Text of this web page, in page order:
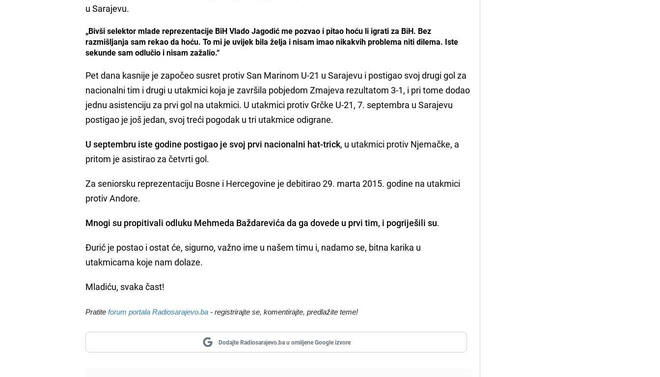
u Sarajevu.
„Bivši selektor mlade reprezentacije BiH Vlado Jagodić me pozvao i pitao hoću li igrati za BiH. Bez
razmišljanja sam rekao da hoću. To mi je uvijek bila želja i nisam imao nikakvih problema niti dilema. Iste
sekunde sam odlučio i nisam zažalio.“
Pet dana kasnije je započeo susret protiv San Marinom U-21 u Sarajevu i postigao svoj drugi gol za
nacionalni tim i drugi u utakmici koja je završila pobjedom Zmajeva rezultatom 3-1, i pri tome dodao
jednu asistenciju za prvi gol na utakmici. U utakmici protiv Grčke U-21, 7. septembra u Sarajevu
postigao je još jedan, svoj treći pogodak u tri utakmice odigrane.
U septembru iste godine postigao je svoj prvi nacionalni hat-trick, u utakmici protiv Njemačke, a
pritom je asistirao za četvrti gol.
Za seniorsku reprezentaciju Bosne i Hercegovine je debitirao 29. marta 2015. godine na utakmici
protiv Andore.
Mnogi su propitivali odluku Mehmeda Baždarevića da ga dovede u prvi tim, i pogriješili su.
Đurić je postao i ostat će, sigurno, važno ime u našem timu i, nadamo se, bitna karika u
utakmicama koje nam dolaze.
Mladiću, svaka čast!
Pratiteforum portala Radiosarajevo.ba - registrirajte se, komentirajte, predlažite teme!
Dodajte Radiosarajevo.ba u omiljene Google izvore